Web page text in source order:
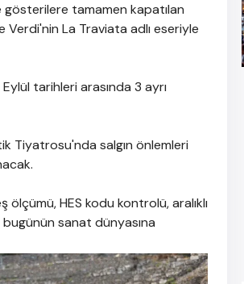
gösterilere tamamen kapatılan
La Traviata adlı eseriyle
tarihleri arasında 3 ayrı
Tiyatrosu'nda salgın önlemleri
HES kodu kontrolü, aralıklı
sanat dünyasına